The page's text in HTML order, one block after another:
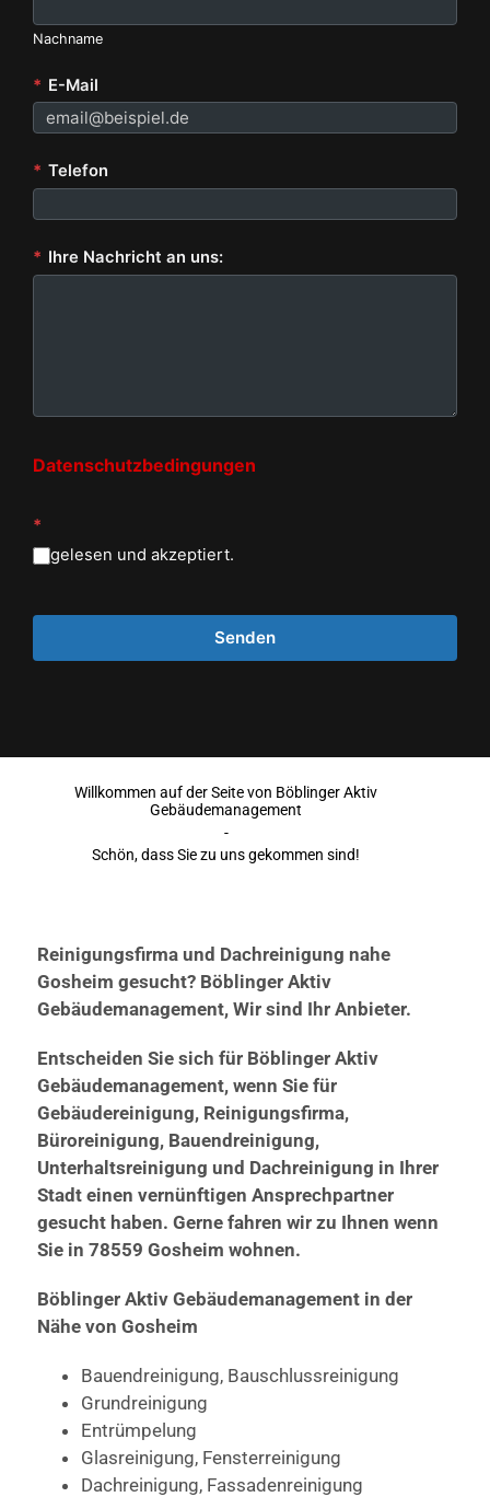
Nachname
* E-Mail
* Telefon
* Ihre Nachricht an uns:
Datenschutzbedingungen
*
gelesen und akzeptiert.
Willkommen auf der Seite von Böblinger Aktiv
Gebäudemanagement
-
Schön, dass Sie zu uns gekommen sind!
Reinigungsfirma und Dachreinigung nahe
Gosheim gesucht? Böblinger Aktiv
Gebäudemanagement, Wir sind Ihr Anbieter.
Entscheiden Sie sich für Böblinger Aktiv
Gebäudemanagement, wenn Sie für
Gebäudereinigung, Reinigungsfirma,
Büroreinigung, Bauendreinigung,
Unterhaltsreinigung und Dachreinigung in Ihrer
Stadt einen vernünftigen Ansprechpartner
gesucht haben. Gerne fahren wir zu Ihnen wenn
Sie in 78559 Gosheim wohnen.
Böblinger Aktiv Gebäudemanagement in der
Nähe von Gosheim
Bauendreinigung, Bauschlussreinigung
Grundreinigung
Entrümpelung
Glasreinigung, Fensterreinigung
Dachreinigung, Fassadenreinigung